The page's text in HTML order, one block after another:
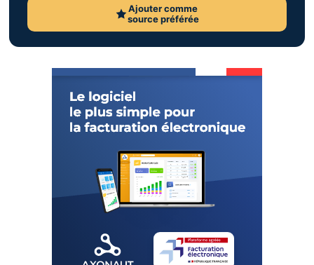
Ajouter comme
source préférée